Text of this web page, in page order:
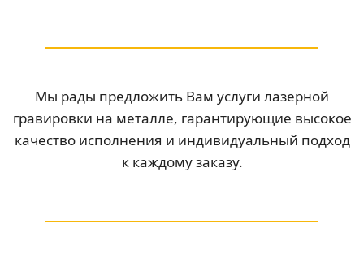
Мы рады предложить Вам услуги лазерной
гравировки на металле, гарантирующие высокое
качество исполнения и индивидуальный подход
к каждому заказу.